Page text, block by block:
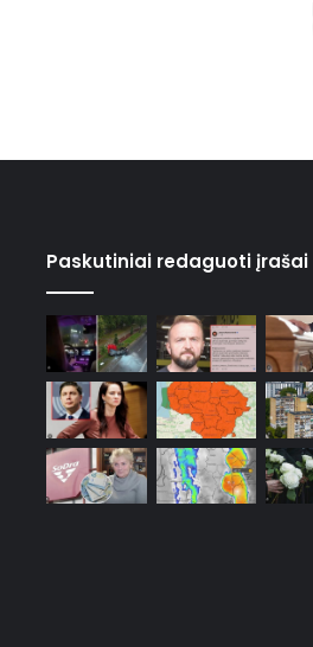
Paskutiniai redaguoti įrašai